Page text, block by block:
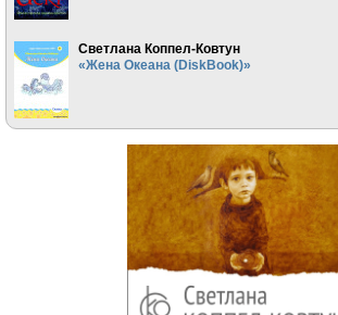
Светлана Коппел-Ковтун
«Жена Океана (DiskBook)»